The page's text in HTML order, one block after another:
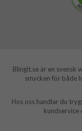
Blingit.se är en svensk
smycken för både
Hos oss handlar du
kundservice